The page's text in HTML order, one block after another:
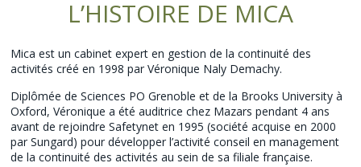
L’HISTOIRE DE MICA
Mica est un cabinet expert en gestion de la continuité des
activités créé en 1998 par Véronique Naly Demachy.
Diplômée de Sciences PO Grenoble et de la Brooks University à
Oxford, Véronique a été auditrice chez Mazars pendant 4 ans
avant de rejoindre Safetynet en 1995 (société acquise en 2000
par Sungard) pour développer l’activité conseil en management
de la continuité des activités au sein de sa filiale française.